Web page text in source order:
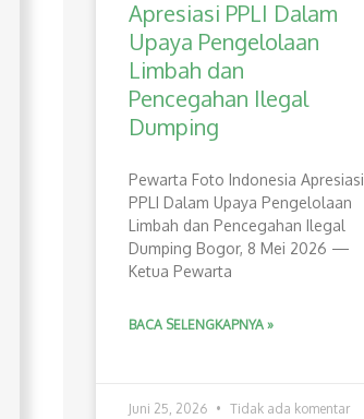
Apresiasi PPLI Dalam
Upaya Pengelolaan
Limbah dan
Pencegahan Ilegal
Dumping
Pewarta Foto Indonesia Apresiasi
PPLI Dalam Upaya Pengelolaan
Limbah dan Pencegahan Ilegal
Dumping Bogor, 8 Mei 2026 —
Ketua Pewarta
BACA SELENGKAPNYA »
Juni 25, 2026 Tidak ada komentar